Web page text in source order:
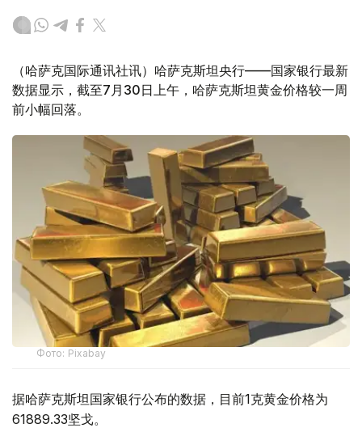
（哈萨克国际通讯社讯）哈萨克斯坦央行——国家银行最新
数据显示，截至7月30日上午，哈萨克斯坦黄金价格较一周
前小幅回落。
Фото: Pixabay
据哈萨克斯坦国家银行公布的数据，目前1克黄金价格为
61889.33坚戈。